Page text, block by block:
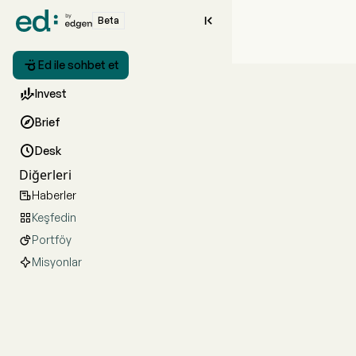
Beta 
 Ed ile sohbet et
Invest
Brief
Desk
Diğerleri
Haberler
Keşfedin
Portföy
Misyonlar